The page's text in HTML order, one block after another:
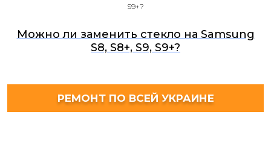
S9+?
Можно ли заменить стекло на Samsung
S8, S8+, S9, S9+?
РЕМОНТ ПО ВСЕЙ УКРАИНЕ